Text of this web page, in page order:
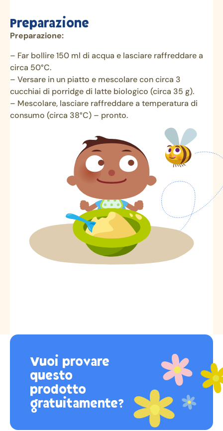
Preparazione
Preparazione:
– Far bollire 150 ml di acqua e lasciare raffreddare a
circa 50°C.
– Versare in un piatto e mescolare con circa 3
cucchiai di porridge di latte biologico (circa 35 g).
– Mescolare, lasciare raffreddare a temperatura di
consumo (circa 38°C) – pronto.
Vuoi provare
questo
prodotto
gratuitamente?